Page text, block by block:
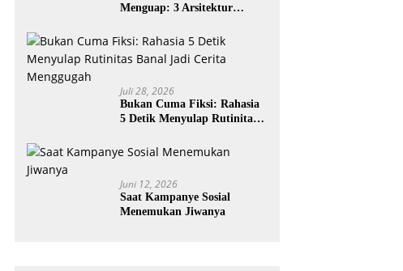
Menguap: 3 Arsitektur
Perhatian
Juli 28, 2026
Bukan Cuma Fiksi: Rahasia
5 Detik Menyulap Rutinitas
Menggugah
Juni 12, 2026
Saat Kampanye Sosial
Menemukan Jiwanya